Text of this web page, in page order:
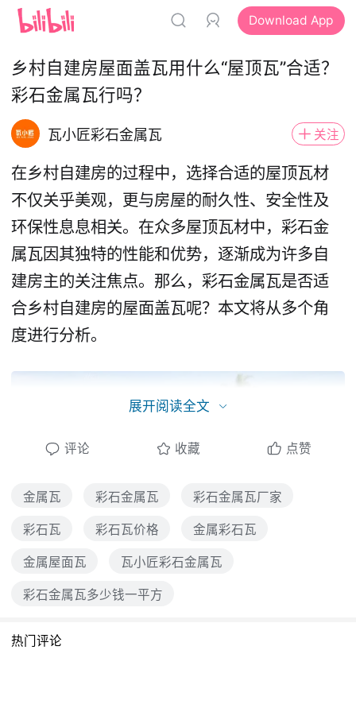
Download App
乡村自建房屋面盖瓦用什么“屋顶瓦”合适？
彩石金属瓦行吗？
瓦小匠彩石金属瓦 关注
在乡村自建房的过程中，选择合适的屋顶瓦材
不仅关乎美观，更与房屋的耐久性、安全性及
环保性息息相关。在众多屋顶瓦材中，彩石金
属瓦因其独特的性能和优势，逐渐成为许多自
建房主的关注焦点。那么，彩石金属瓦是否适
合乡村自建房的屋面盖瓦呢？本文将从多个角
度进行分析。
展开阅读全文
评论 收藏 点赞
金属瓦 彩石金属瓦 彩石金属瓦厂家
彩石瓦 彩石瓦价格 金属彩石瓦
金属屋面瓦 瓦小匠彩石金属瓦
彩石金属瓦多少钱一平方
热门评论